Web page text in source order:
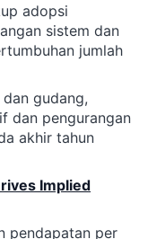
adopsi
sistem dan
jumlah
gudang,
dan pengurangan
akhir tahun
Implied
pendapatan per